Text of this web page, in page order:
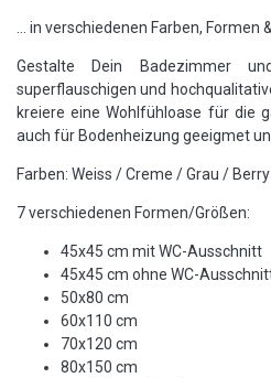
... in verschiedenen Farben, Formen
Gestalte Dein Badezimmer
superflauschigen und
kreiere eine Wohlfühloase für die
auch für Bodenheizung geeigmet
Farben: Weiss / Creme / Grau / Berry
7 verschiedenen Formen/Größen:
45x45 cm mit WC-Ausschnitt
45x45 cm ohne WC-
50x80 cm
60x110 cm
70x120 cm
80x150 cm